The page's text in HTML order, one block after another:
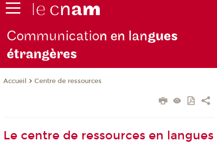
Communication en langues
étrangères
Accueil Centre de ressources
Le centre de ressources en langues